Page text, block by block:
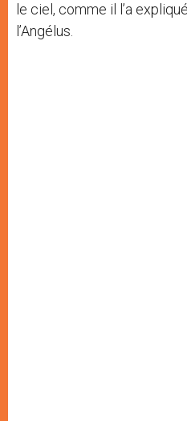
le ciel, comme il l’a
l’Angélus.